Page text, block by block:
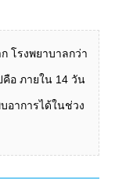
โรงพยาบาลกว่า
คือ ภายใน 14 วัน
อาการได้ในช่วง